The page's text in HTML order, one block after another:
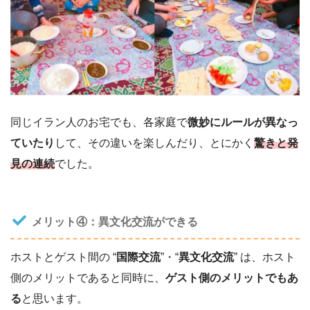
同じイラン人のお宅でも、各家庭で微妙にルールが異なっ
ていたり して、その違いを楽しんだり、とにかく 驚きと発
見の連続でした。
メリット④：異文化交流ができる
ホストとゲスト間の “国際交流”・“異文化交流” は、ホスト
側のメリットであると同時に、 ゲスト側のメリットでもあ
ると思います。